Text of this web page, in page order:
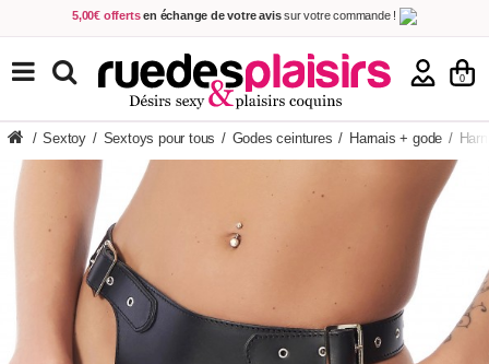
5,00€ offerts en échange de votre avissur votre commande !
Achetez aujourd'hui. Décidez quand payer !
Livraison en 48h
au prix de 2,90 € ! (Offerte dès 69,00€ d'achat)
0
TOUS NOS PRODUITS
/ Sextoy / Sextoys pour tous / Godes ceintures / Harnais + gode /